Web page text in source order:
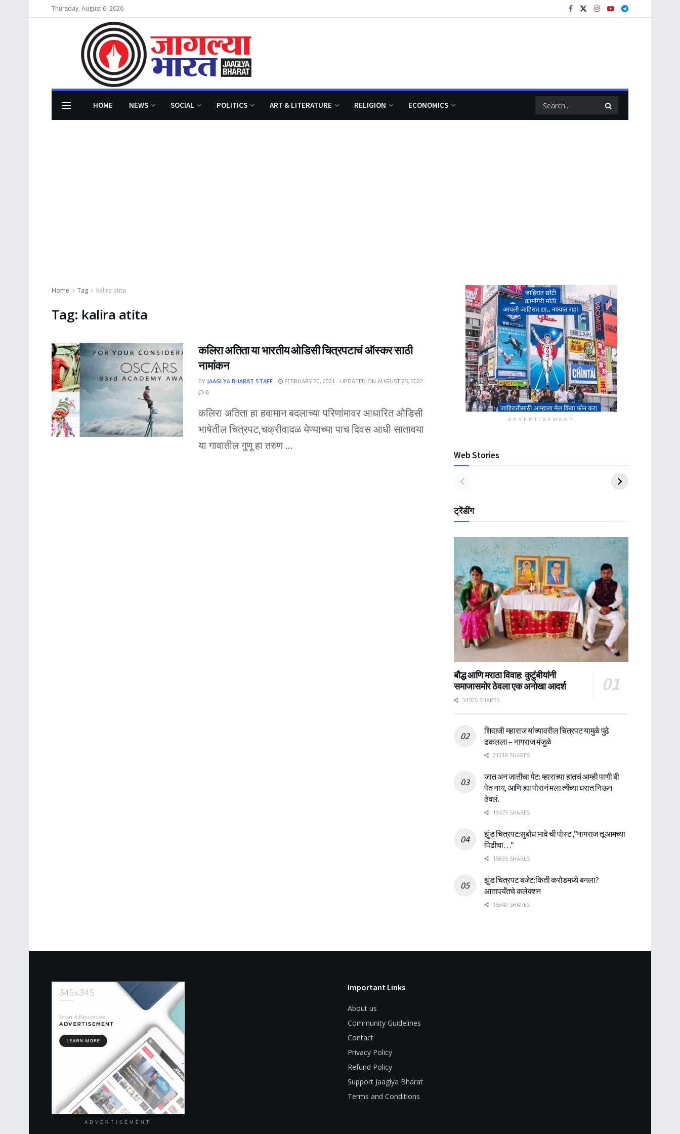
Thursday, August 6, 2026
HOME NEWS SOCIAL POLITICS ART & LITERATURE RELIGION ECONOMICS
Home Tag kalira atita
Tag: kalira atita
कलिरा अतिता या भारतीय ओडिसी चित्रपटाचं ऑस्कर साठी
नामांकन
BY JAAGLYA BHARAT STAFF
FEBRUARY 20, 2021 - UPDATED ON AUGUST 25, 2022
0
कलिरा अतिता हा हवामान बदलाच्या परिणांमावर आधारित ओडिसी
भाषेतील चित्रपट,चक्रीवादळ येण्याच्या पाच दिवस आधी सातावया
या गावातील गुणू हा तरुण ...
ADVERTISEMENT
Web Stories
ट्रेंडींग
बौद्ध आणि मराठा विवाह: कुटुंबीयांनी
समाजासमोर ठेवला एक अनोखा आदर्श
34505 SHARES
शिवाजी महाराज यांच्यावरील चित्रपट यामुळे पुढे
ढकलला – नागराज मंजुळे
21218 SHARES
जात अन जातीचा पेट: म्हाराच्या हातचं आम्ही पाणी बी
पेत नाय, आणि ह्या पोरानं मला त्येंच्या घरात निऊन
ठेवलं.
19479 SHARES
झुंड चित्रपट:सुबोध भावे ची पोस्ट ,”नागराज तू आमच्या
पिढीचा…”
15835 SHARES
झुंड चित्रपट बजेट:किती करोडमध्ये बनला?
आतापर्यँतचे कलेक्शन
15340 SHARES
ADVERTISEMENT
Important Links
About us
Community Guidelines
Contact
Privacy Policy
Refund Policy
Support Jaaglya Bharat
Terms and Conditions